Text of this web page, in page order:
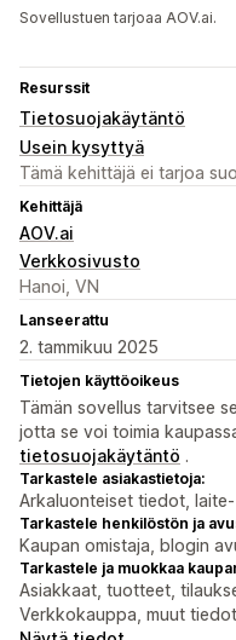
Sovellustuen tarjoaa AOV.ai.
Resurssit
Tietosuojakäytäntö
Usein kysyttyä
Tämä kehittäjä ei tarjoa
Kehittäjä
AOV.ai
Verkkosivusto
Hanoi, VN
Lanseerattu
2. tammikuu 2025
Tietojen käyttöoikeus
Tämän sovellus tarvitsee
jotta se voi toimia
tietosuojakäytäntö .
Tarkastele asiakastietoja:
Arkaluonteiset tiedot,
Tarkastele henkilöstön ja
Kaupan omistaja, blogin
Tarkastele ja muokkaa
Asiakkaat, tuotteet,
Verkkokauppa, muut tiedot